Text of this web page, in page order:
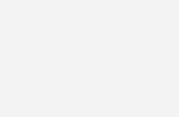
UC8LghzcV5-
UC8LghzcV5-